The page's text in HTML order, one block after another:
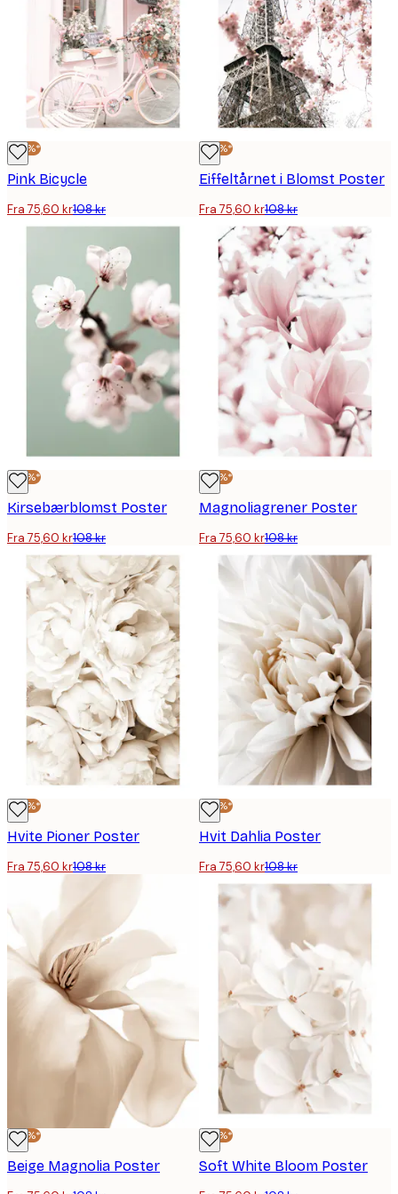
-30%*
Pink Bicycle
Fra 75,60 kr108 kr
-30%*
Eiffeltårnet i Blomst Poster
Fra 75,60 kr108 kr
-30%*
Kirsebærblomst Poster
Fra 75,60 kr108 kr
-30%*
Magnoliagrener Poster
Fra 75,60 kr108 kr
-30%*
Hvite Pioner Poster
Fra 75,60 kr108 kr
-30%*
Hvit Dahlia Poster
Fra 75,60 kr108 kr
-30%*
Beige Magnolia Poster
-30%*
Soft White Bloom Poster